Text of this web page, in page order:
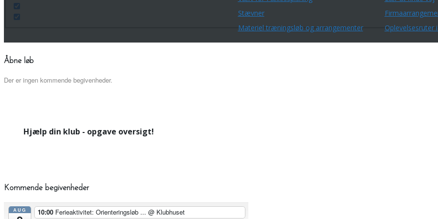
Stævner
Materiel træningsløb og arrangementer
Oplevelsesruter
Åbne løb
Der er ingen kommende begivenheder.
Hjælp din klub - opgave oversigt!
Kommende begivenheder
AUG 10:00 Ferieaktivitet: Orienteringsløb ... @ Klubhuset